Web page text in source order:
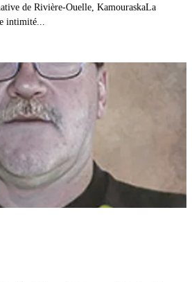
de Rivière-Ouelle, KamouraskaLa
intimité...